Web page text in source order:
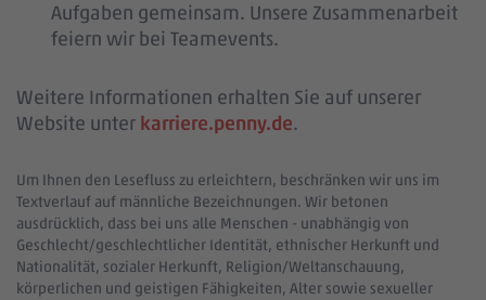
Aufgaben gemeinsam. Unsere Zusammenarbeit
feiern wir bei Teamevents.
Weitere Informationen erhalten Sie auf unserer
Website unter karriere.penny.de.
Um Ihnen den Lesefluss zu erleichtern, beschränken wir uns im
Textverlauf auf männliche Bezeichnungen. Wir betonen
ausdrücklich, dass bei uns alle Menschen - unabhängig von
Geschlecht/geschlechtlicher Identität, ethnischer Herkunft und
Nationalität, sozialer Herkunft, Religion/Weltanschauung,
körperlichen und geistigen Fähigkeiten, Alter sowie sexueller